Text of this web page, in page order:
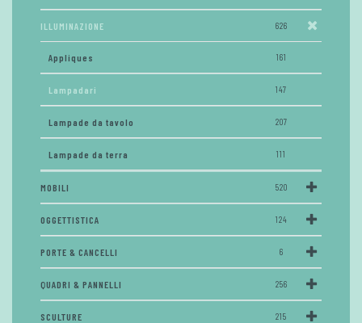
ILLUMINAZIONE 626
Appliques 161
Lampadari 147
Lampade da tavolo 207
Lampade da terra 111
MOBILI 520
OGGETTISTICA 124
PORTE & CANCELLI 6
QUADRI & PANNELLI 256
SCULTURE 215